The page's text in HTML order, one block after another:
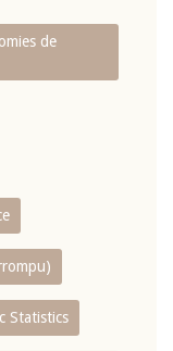
de
Statistics